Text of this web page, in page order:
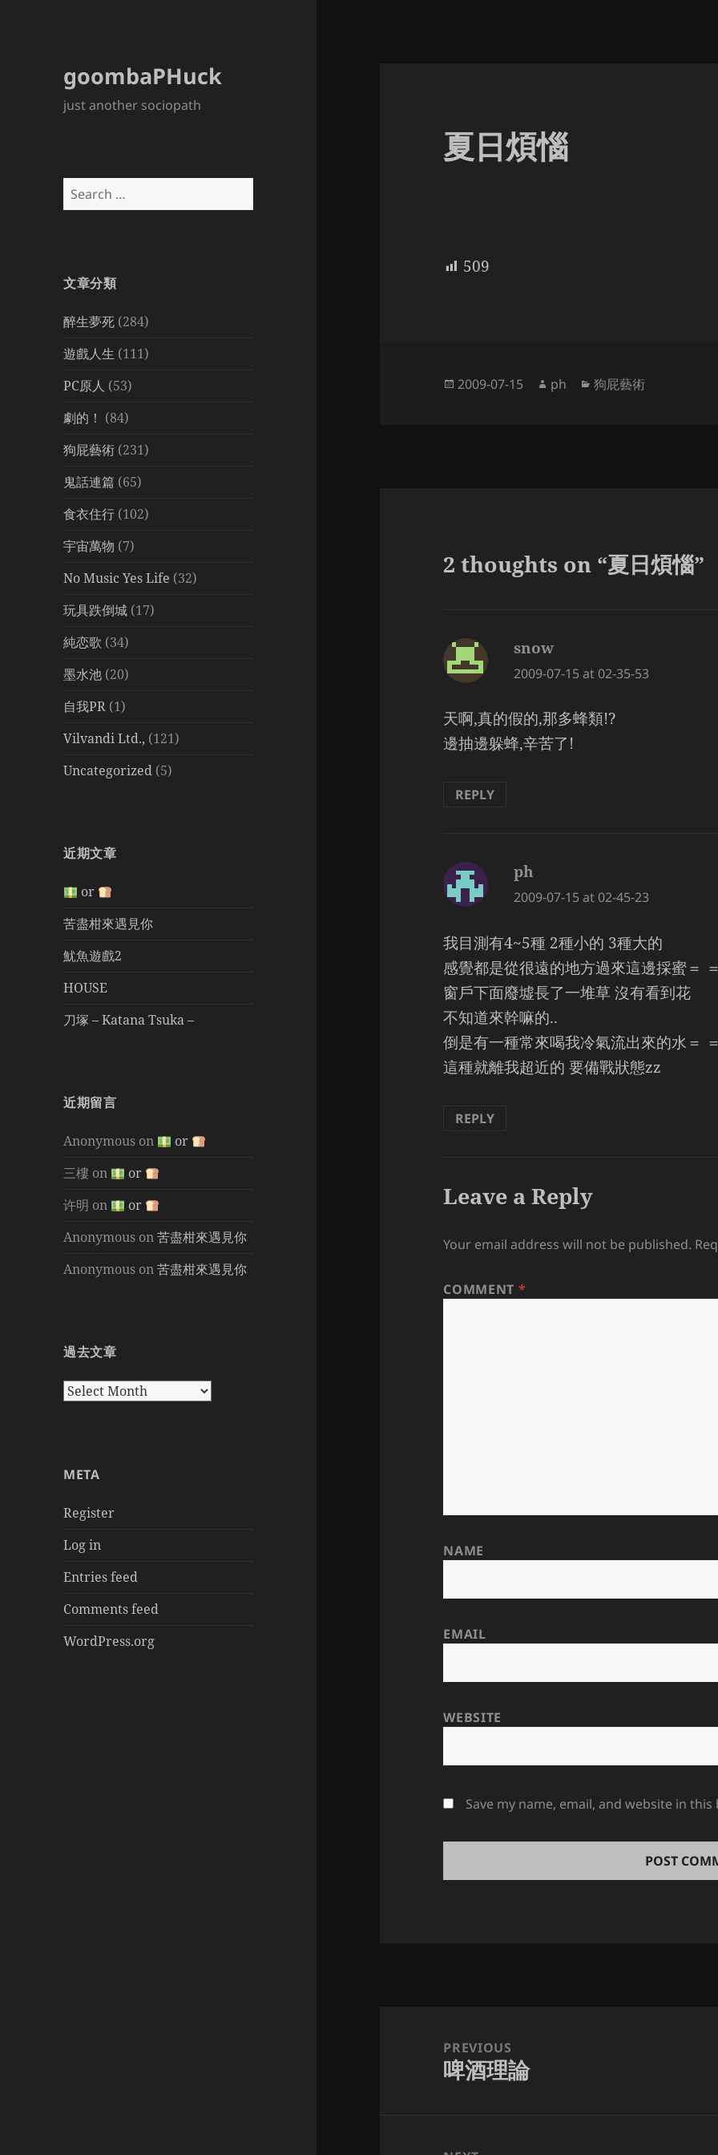
goombaPHuck
just another sociopath
Search
for:
文章分類
醉生夢死 (284)
遊戲人生 (111)
PC原人 (53)
劇的！ (84)
狗屁藝術 (231)
鬼話連篇 (65)
食衣住行 (102)
宇宙萬物 (7)
No Music Yes Life (32)
玩具跌倒城 (17)
純恋歌 (34)
墨水池 (20)
自我PR (1)
Vilvandi Ltd., (121)
Uncategorized (5)
近期文章
or
苦盡柑來遇見你
魷魚遊戲2
HOUSE
刀塚 – Katana Tsuka –
近期留言
Anonymous on
or
三樓 on
or
许明 on
or
Anonymous on苦盡柑來遇見你
Anonymous on苦盡柑來遇見你
過去文章
過
META
Register
Log in
Entries feed
Comments feed
WordPress.org
夏日煩惱
509
Posted
2009-07-15 Author
ph Categories
狗屁藝術
2 thoughts on “夏日煩惱”
snowsays:
2009-07-15 at 02-35-53
天啊,真的假的,那多蜂類!?
邊抽邊躲蜂,辛苦了!
REPLY
ph
2009-07-15 at 02-45-23
我目測有4~5種 2種小的 3種大的
感覺都是從很遠的地方過來這邊採蜜＝
窗戶下面廢墟長了一堆草 沒有看到花
不知道來幹嘛的..
倒是有一種常來喝我冷氣流出來的水＝
這種就離我超近的 要備戰狀態zz
REPLY
Leave a Reply
Your email address will not be published.
COMMENT *
NAME
EMAIL
WEBSITE
Save my name, email, and website in
navigationPREVIOUS
Previous
啤酒理論